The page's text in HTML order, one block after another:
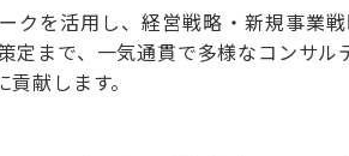
クを活用し、経営戦略・新規事業
定まで、一気通貫で多様なコンサ
献します。